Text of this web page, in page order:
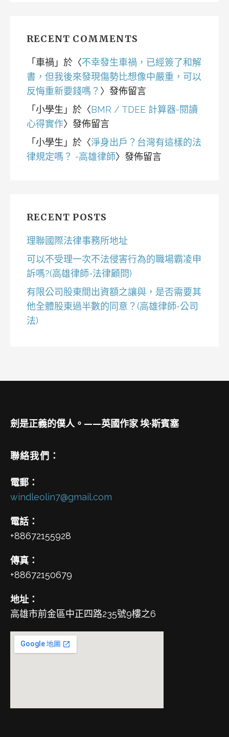
RECENT COMMENTS
「 車禍 」於〈不幸發生車禍，已經簽了和解
書，但我後來發現傷勢比想像中嚴重，可以
反悔重新要錢嗎？ 〉發佈留言
「 小學生 」於〈BMR / TDEE 計算器-閱讀
心得實作〉發佈留言
「 小學生 」於〈淨身出戶？台灣有這樣的法
律規定嗎？ -高雄律師〉發佈留言
RECENT POSTS
理聯國際法律事務所地址
可以不受理一次不法侵害行為的職場霸凌申
訴嗎?(高雄律師-法律顧問)
有限公司股東間出資額之讓與，是否需要其
他全體股東過半數的同意？(高雄律師-公司
法)
劍是正義的僕人。——英國作家 埃·斯賓塞
聯絡我們：
電郵：
windleolin7@gmail.com
電話：
+88672155928
傳真：
+88672150679
地址：
高雄市前金區中正四路235號9樓之6